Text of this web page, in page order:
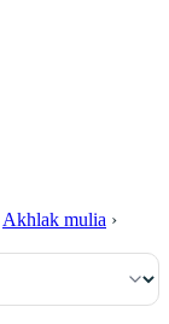
Akhlak mulia ›